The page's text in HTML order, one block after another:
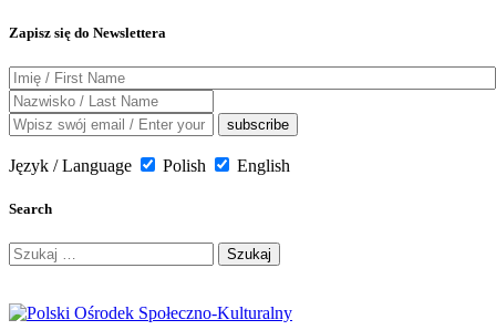
Zapisz się do Newslettera
Język / Language Polish English
Search
Szukaj: